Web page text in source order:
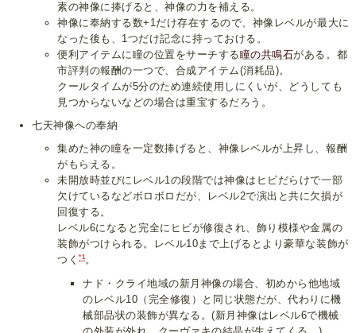
素の神像に捧げると、神像の力を補える。
神像に奉納する数+1だけ存在するので、神像レベルが最大に
なった後も、1つだけ記念に持っておける。
便利アイテムに瞳の位置をサーチする瞳の共鳴石がある。都
市評判の報酬の一つで、合成アイテム(消耗品)。
クールタイムが5分のため連続使用しにくいが、どうしても
見つからないなどの場合は重宝するだろう。
七天神像への奉納
集めた神の瞳を一定数捧げると、神像レベルが上昇し、報酬
がもらえる。
未開放時並びにレベル1の段階では神像はヒビだらけで一部
欠けているなどボロボロだが、レベル2で演出と共に欠損が
回復する。
レベル6になると完全にヒビが修復され、飾り模様や金属の
装飾がつけられる。レベル10まで上げるとより豪華な装飾が
つく*1。
ナド・クライ地域の新月神像の場合、初めから他地域
のレベル10（完全修復）と同じ状態だが、代わりに機
械部品状の装飾が異なる。(新月神像はレベル6で機械